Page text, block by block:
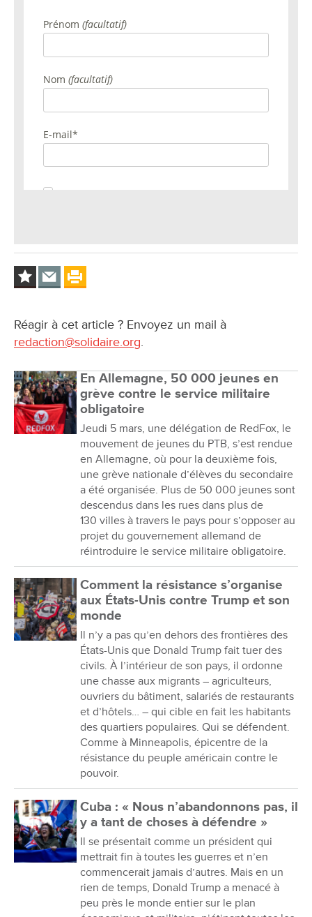
Réagir à cet article ? Envoyez un mail à
redaction@solidaire.org.
En Allemagne, 50 000 jeunes en
grève contre le service militaire
obligatoire
Jeudi 5 mars, une délégation de RedFox, le
mouvement de jeunes du PTB, s’est rendue
en Allemagne, où pour la deuxième fois,
une grève nationale d’élèves du secondaire
a été organisée. Plus de 50 000 jeunes sont
descendus dans les rues dans plus de
130 villes à travers le pays pour s’opposer au
projet du gouvernement allemand de
réintroduire le service militaire obligatoire.
Comment la résistance s’organise
aux États-Unis contre Trump et son
monde
Il n’y a pas qu’en dehors des frontières des
États-Unis que Donald Trump fait tuer des
civils. À l’intérieur de son pays, il ordonne
une chasse aux migrants – agriculteurs,
ouvriers du bâtiment, salariés de restaurants
et d’hôtels… – qui cible en fait les habitants
des quartiers populaires. Qui se défendent.
Comme à Minneapolis, épicentre de la
résistance du peuple américain contre le
pouvoir.
Cuba : « Nous n’abandonnons pas, il
y a tant de choses à défendre »
Il se présentait comme un président qui
mettrait fin à toutes les guerres et n’en
commencerait jamais d’autres. Mais en un
rien de temps, Donald Trump a menacé à
peu près le monde entier sur le plan